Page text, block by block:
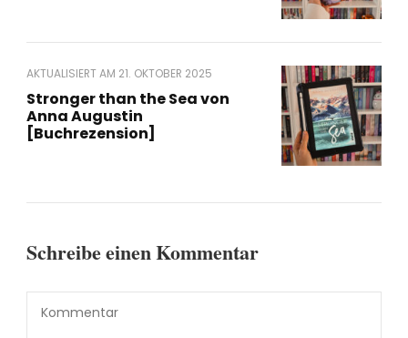
AKTUALISIERT AM 21. OKTOBER 2025
Stronger than the Sea von
Anna Augustin
[Buchrezension]
Schreibe einen Kommentar